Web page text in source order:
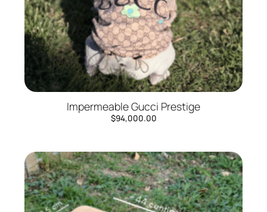
Impermeable Gucci Prestige
$94,000.00